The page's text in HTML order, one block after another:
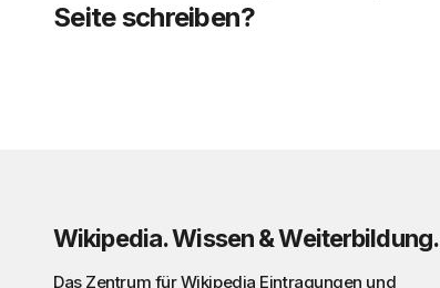
Seite schreiben?
Wikipedia. Wissen & Weiterbildung.
Das Zentrum für Wikipedia Eintragungen und